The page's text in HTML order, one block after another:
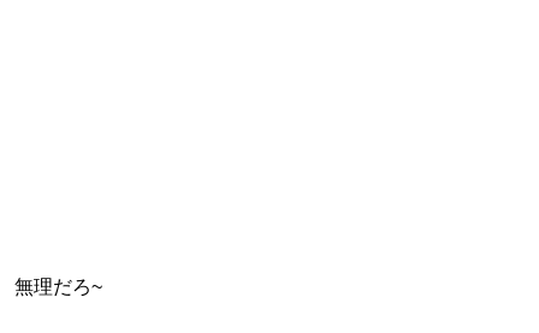
無理だろ~